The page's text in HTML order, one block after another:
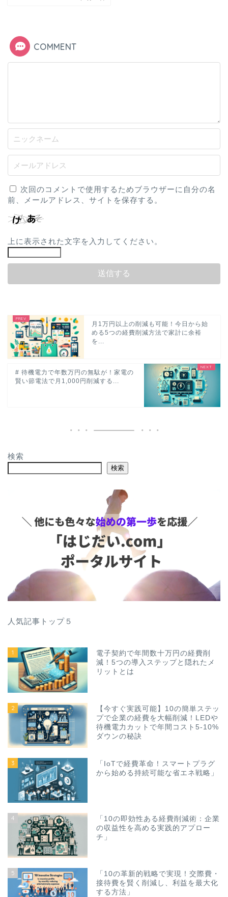
COMMENT
次回のコメントで使用するためブラウザーに自分の名
前、メールアドレス、サイトを保存する。
上に表示された文字を入力してください。
月1万円以上の削減も可能！今日から始
める5つの経費削減方法で家計に余裕
を...
# 待機電力で年数万円の無駄が！家電の
賢い節電法で月1,000円削減する...
検索
検索
人気記事トップ５
1
電子契約で年間数十万円の経費削
減！5つの導入ステップと隠れたメ
リットとは
2
【今すぐ実践可能】10の簡単ステッ
プで企業の経費を大幅削減！LEDや
待機電力カットで年間コスト5-10%
ダウンの秘訣
3
「IoTで経費革命！スマートプラグ
から始める持続可能な省エネ戦略」
4
「10の即効性ある経費削減術：企業
の収益性を高める実践的アプロー
チ」
5
「10の革新的戦略で実現！交際費・
接待費を賢く削減し、利益を最大化
する方法」